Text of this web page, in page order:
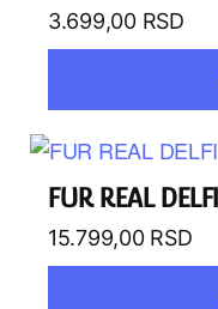
3.699,00 RSD
FUR REAL
15.799,00 RSD